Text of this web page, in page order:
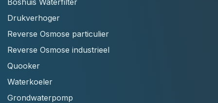
Drukverhoger
Reverse Osmose particulier
Reverse Osmose industrieel
Quooker
Waterkoeler
Grondwaterpomp